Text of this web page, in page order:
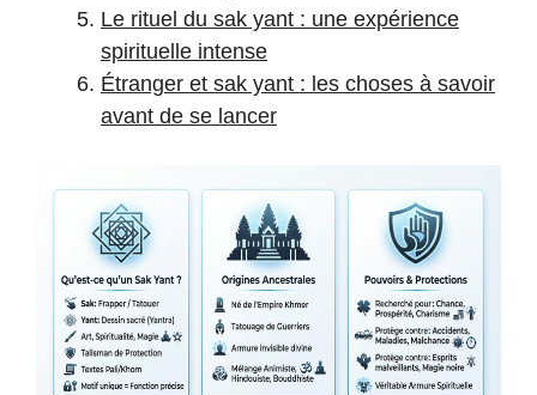
Le rituel du sak yant : une expérience
spirituelle intense
Étranger et sak yant : les choses à savoir
avant de se lancer